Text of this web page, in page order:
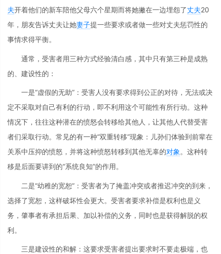
夫开着他们的新车陪他父母六个星期而将她撇在一边埋怨了丈夫20
年，朋友告诉丈夫让她妻子提一些要求或者做一些对丈夫惩罚性的
事情求得平衡。
通常，受害者用三种方式经验清白感，其中只有第三种是成熟
的、建设性的：
一是“虚假的无助”：受害人没有要求得到公正的对待，无法或决
定不采取对自己有利的行动，即不利用这个可能性有所行动。这种
情况下，往往这种潜在的愤怒会转移给其他人，让其他人代替受害
者们采取行动。常见的有一种“双重转移”现象：儿孙们体验到前辈在
关系中压抑的愤怒，并将这种愤怒转移到其他无辜的对象。这种转
移是后面要讲到的“系统良知”的作用。
二是“幼稚的宽恕”：受害者为了掩盖冲突或者推迟冲突的到来，
选择了宽恕，这样破坏性会更大。受害者要求补偿是权利也是义
务，肇事者有承担后果、加以补偿的义务，同时也是获得解脱的权
利。
三是建设性的和解：这要求受害者提出要求时不要走极端，也